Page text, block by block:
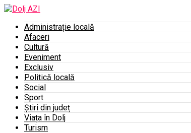
Administrație locală
Afaceri
Cultură
Eveniment
Exclusiv
Politică locală
Social
Sport
Știri din județ
Viața în Dolj
Turism